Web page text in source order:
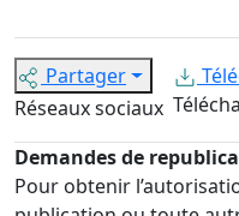
Partager
Réseaux sociaux
Demandes de
Pour obtenir